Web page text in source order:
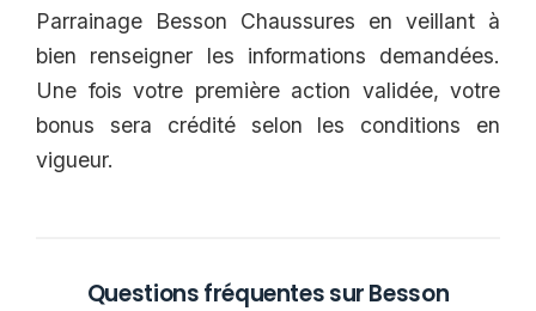
Parrainage Besson Chaussures en veillant à
bien renseigner les informations demandées.
Une fois votre première action validée, votre
bonus sera crédité selon les conditions en
vigueur.
Questions fréquentes sur Besson